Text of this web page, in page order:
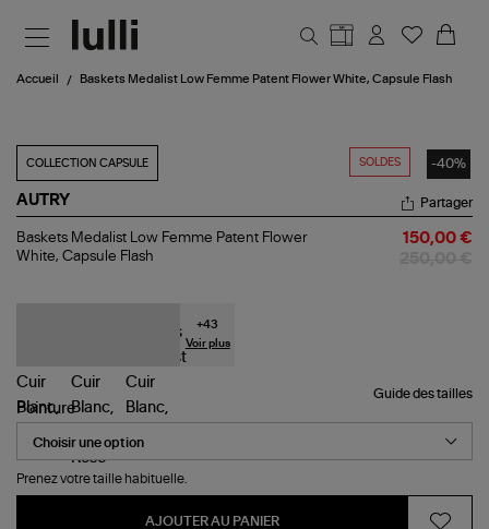
Accueil Baskets Medalist Low Femme Patent Flower White, Capsule Flash
SOLDES -40%
COLLECTION CAPSULE
AUTRY
Baskets
Medalist
Flash
Partager
Baskets Medalist Low Femme Patent Flower
White, Capsule Flash
150,00 €
+43
Voir plus
Guide des tailles
Pointure
Prenez votre taille habituelle.
AJOUTER AU PANIER